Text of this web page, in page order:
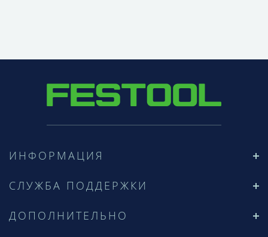
ИНФОРМАЦИЯ
СЛУЖБА ПОДДЕРЖКИ
ДОПОЛНИТЕЛЬНО